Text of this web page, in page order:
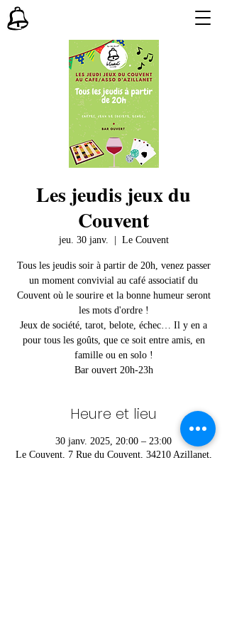
Les jeudis jeux du
Couvent
jeu. 30 janv. Le Couvent
Tous les jeudis soir à partir de 20h, venez passer
un moment convivial au café associatif du
Couvent où le sourire et la bonne humeur seront
les mots d'ordre !
Jeux de société, tarot, belote, échec… Il y en a
pour tous les goûts, que ce soit entre amis, en
famille ou en solo !
Bar ouvert 20h-23h
Heure et lieu
30 janv. 2025, 20:00 – 23:00
Le Couvent, 7 Rue du Couvent, 34210 Azillanet,